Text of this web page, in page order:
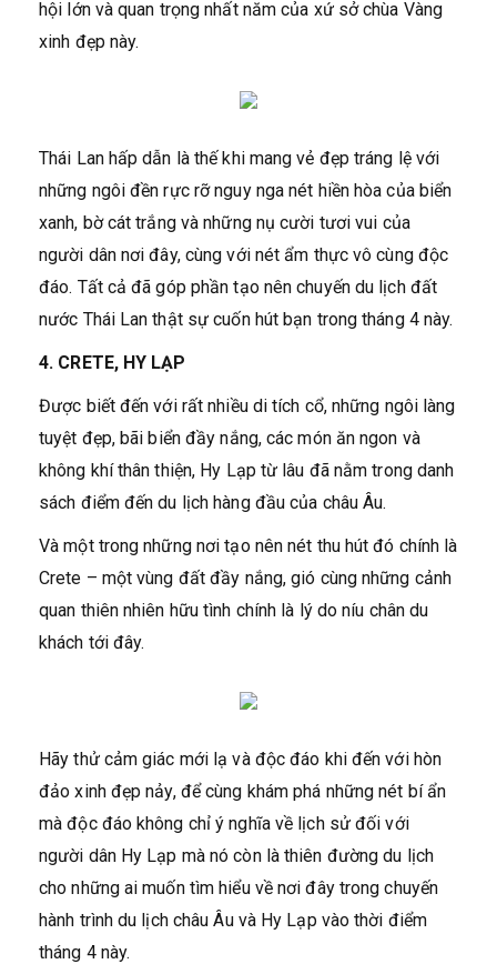
hội lớn và quan trọng nhất năm của xứ sở chùa Vàng
xinh đẹp này.
Thái Lan hấp dẫn là thế khi mang vẻ đẹp tráng lệ với
những ngôi đền rực rỡ nguy nga nét hiền hòa của biển
xanh, bờ cát trắng và những nụ cười tươi vui của
người dân nơi đây, cùng với nét ẩm thực vô cùng độc
đáo. Tất cả đã góp phần tạo nên chuyến du lịch đất
nước Thái Lan thật sự cuốn hút bạn trong tháng 4 này.
4. CRETE, HY LẠP
Được biết đến với rất nhiều di tích cổ, những ngôi làng
tuyệt đẹp, bãi biển đầy nắng, các món ăn ngon và
không khí thân thiện, Hy Lạp từ lâu đã nằm trong danh
sách điểm đến du lịch hàng đầu của châu Âu.
Và một trong những nơi tạo nên nét thu hút đó chính là
Crete – một vùng đất đầy nắng, gió cùng những cảnh
quan thiên nhiên hữu tình chính là lý do níu chân du
khách tới đây.
Hãy thử cảm giác mới lạ và độc đáo khi đến với hòn
đảo xinh đẹp nảy, để cùng khám phá những nét bí ẩn
mà độc đáo không chỉ ý nghĩa về lịch sử đối với
người dân Hy Lạp mà nó còn là thiên đường du lịch
cho những ai muốn tìm hiểu về nơi đây trong chuyến
hành trình du lịch châu Âu và Hy Lạp vào thời điểm
tháng 4 này.